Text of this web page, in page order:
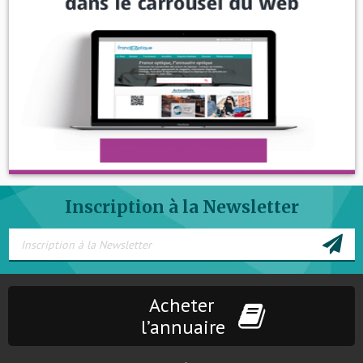
Inscription à la Newsletter
Acheter
l’annuaire